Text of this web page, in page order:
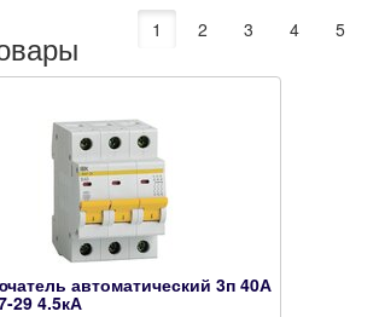
1 2 3 4 5
автоматический 3п 40А
29 4.5кА